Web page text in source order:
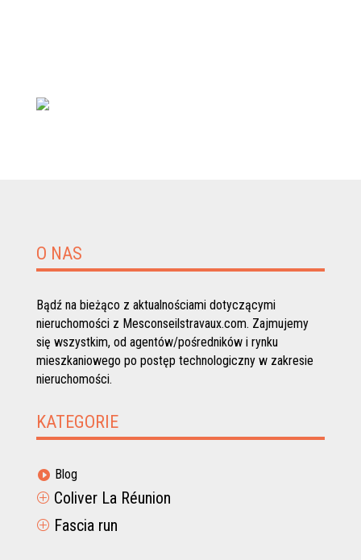
O NAS
Bądź na bieżąco z aktualnościami dotyczącymi
nieruchomości z Mesconseilstravaux.com. Zajmujemy
się wszystkim, od agentów/pośredników i rynku
mieszkaniowego po postęp technologiczny w zakresie
nieruchomości.
KATEGORIE
 Blog
P Coliver La Réunion
P Fascia run